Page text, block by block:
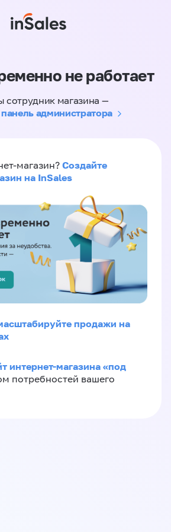
не работает
сотрудник магазина —
администратора
магазин? Создайте
на InSales
продажи на
интернет-магазина «под
потребностей вашего